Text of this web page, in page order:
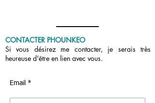
CONTACTER PHOUNKEO
Si vous désirez me contacter, je serais très
heureuse d'être en lien avec vous.
Email *